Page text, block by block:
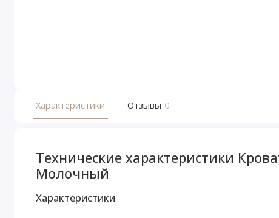
Характеристики Отзывы 0
Технические характеристики
Молочный
Характеристики